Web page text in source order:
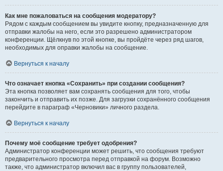
Как мне пожаловаться на сообщения модератору?
Рядом с каждым сообщением вы увидите кнопку, предназначенную для
отправки жалобы на него, если это разрешено администратором
конференции. Щёлкнув по этой кнопке, вы пройдёте через ряд шагов,
необходимых для оправки жалобы на сообщение.
Вернуться к началу
Что означает кнопка «Сохранить» при создании сообщения?
Эта кнопка позволяет вам сохранять сообщения для того, чтобы
закончить и отправить их позже. Для загрузки сохранённого сообщения
перейдите в параграф «Черновики» личного раздела.
Вернуться к началу
Почему моё сообщение требует одобрения?
Администратор конференции может решить, что сообщения требуют
предварительного просмотра перед отправкой на форум. Возможно
также, что администратор включил вас в группу пользователей,